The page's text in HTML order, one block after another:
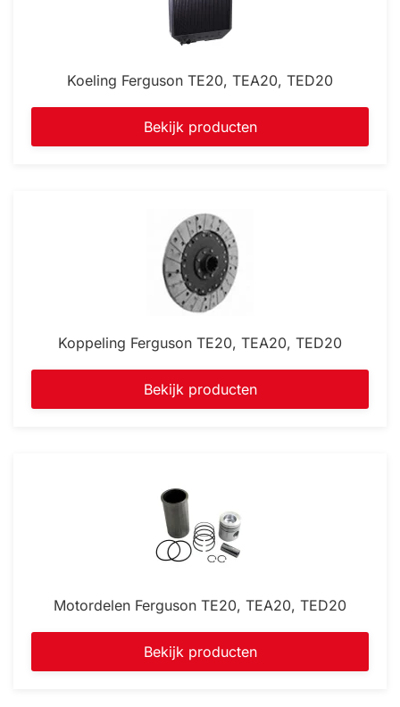
Koeling Ferguson TE20, TEA20, TED20
Bekijk producten
Koppeling Ferguson TE20, TEA20, TED20
Bekijk producten
Motordelen Ferguson TE20, TEA20, TED20
Bekijk producten